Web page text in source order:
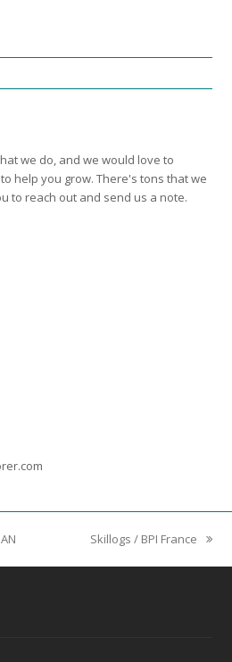
we do, and we would love to
help you grow. There's tons that we
to reach out and send us a note.
next
post:
Skillogs / BPI France